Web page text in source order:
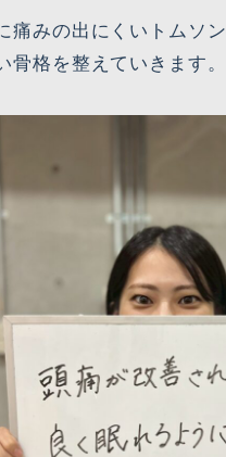
痛みの出にくいトムソ
格を整えていきます。